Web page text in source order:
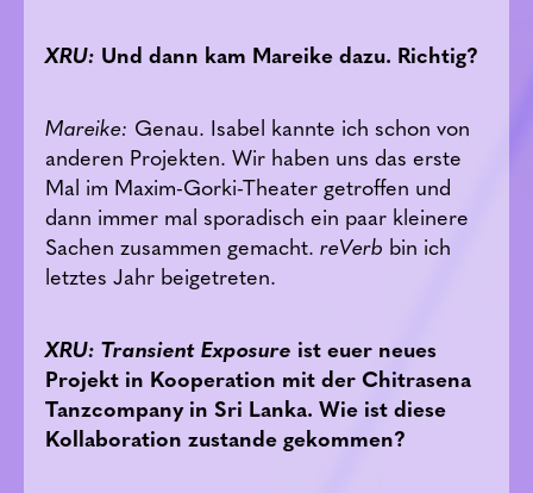
XRU: Und dann kam Mareike dazu. Richtig?
Mareike: Genau. Isabel kannte ich schon von
anderen Projekten. Wir haben uns das erste
Mal im Maxim-Gorki-Theater getroffen und
dann immer mal sporadisch ein paar kleinere
Sachen zusammen gemacht. reVerb bin ich
letztes Jahr beigetreten.
XRU: Transient Exposure ist euer neues
Projekt in Kooperation mit der Chitrasena
Tanzcompany in Sri Lanka. Wie ist diese
Kollaboration zustande gekommen?